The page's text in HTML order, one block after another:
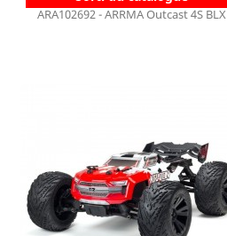
ARA102692 - ARRMA Outcast 4S BLX